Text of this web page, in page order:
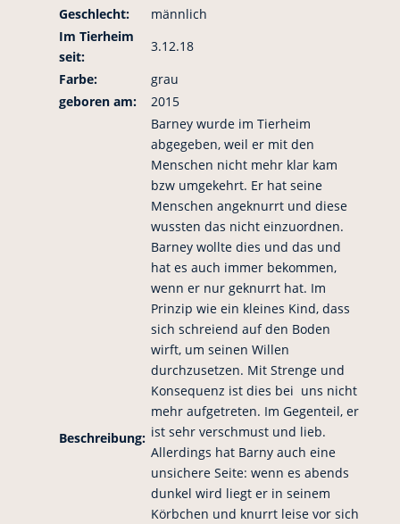
Geschlecht:
männlich
Im Tierheim
seit:
3.12.18
Farbe:
grau
geboren am:
2015
Beschreibung:
Barney wurde im Tierheim
abgegeben, weil er mit den
Menschen nicht mehr klar kam
bzw umgekehrt. Er hat seine
Menschen angeknurrt und diese
wussten das nicht einzuordnen.
Barney wollte dies und das und
hat es auch immer bekommen,
wenn er nur geknurrt hat. Im
Prinzip wie ein kleines Kind, dass
sich schreiend auf den Boden
wirft, um seinen Willen
durchzusetzen. Mit Strenge und
Konsequenz ist dies bei uns nicht
mehr aufgetreten. Im Gegenteil, er
ist sehr verschmust und lieb.
Allerdings hat Barny auch eine
unsichere Seite: wenn es abends
dunkel wird liegt er in seinem
Körbchen und knurrt leise vor sich